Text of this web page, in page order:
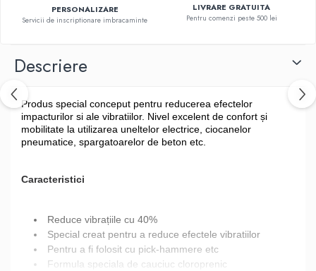
PERSONALIZARE
Servicii de inscriptionare imbracaminte
LIVRARE GRATUITA
Pentru comenzi peste 500 lei
Descriere
Produs special conceput pentru reducerea efectelor
impacturilor si ale vibratiilor. Nivel excelent de confort și
mobilitate la utilizarea uneltelor electrice, ciocanelor
pneumatice, spargatoarelor de beton etc.
Caracteristici
Reduce vibrațiile cu 40%
Special creat pentru a reduce efectele vibratiilor
Pentru a fi folosit cu pick-hammere etc
Formula speciala de cauciuc cloroprenic